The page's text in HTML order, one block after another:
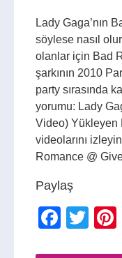
Lady Gaga’nın
söylese nasıl
olanlar için Bad
şarkının 2010
party sırasında
yorumu: Lady
Video) Yükleyen
videolarını
Romance @
Paylaş